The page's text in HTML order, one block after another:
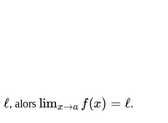
ℓ, alors \lim_{x
limx→a f(x) = ℓ.